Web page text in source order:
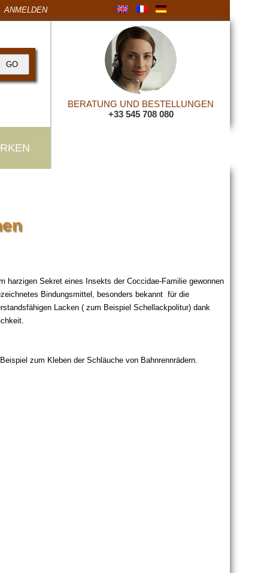
ANMELDEN
BERATUNG UND BESTELLUNGEN
+33 545 708 080
harzigen Sekret eines Insekts der Coccidae-Familie gewonnen
Bindungsmittel, besonders bekannt für die
Lacken ( zum Beispiel Schellackpolitur) dank
zum Kleben der Schläuche von Bahnrennrädern.